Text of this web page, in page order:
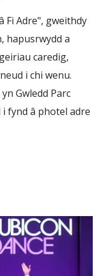
Fi Adre", gweithdy
hapusrwydd a
caredig,
i chi wenu.
Gwledd Parc
fynd â photel adre